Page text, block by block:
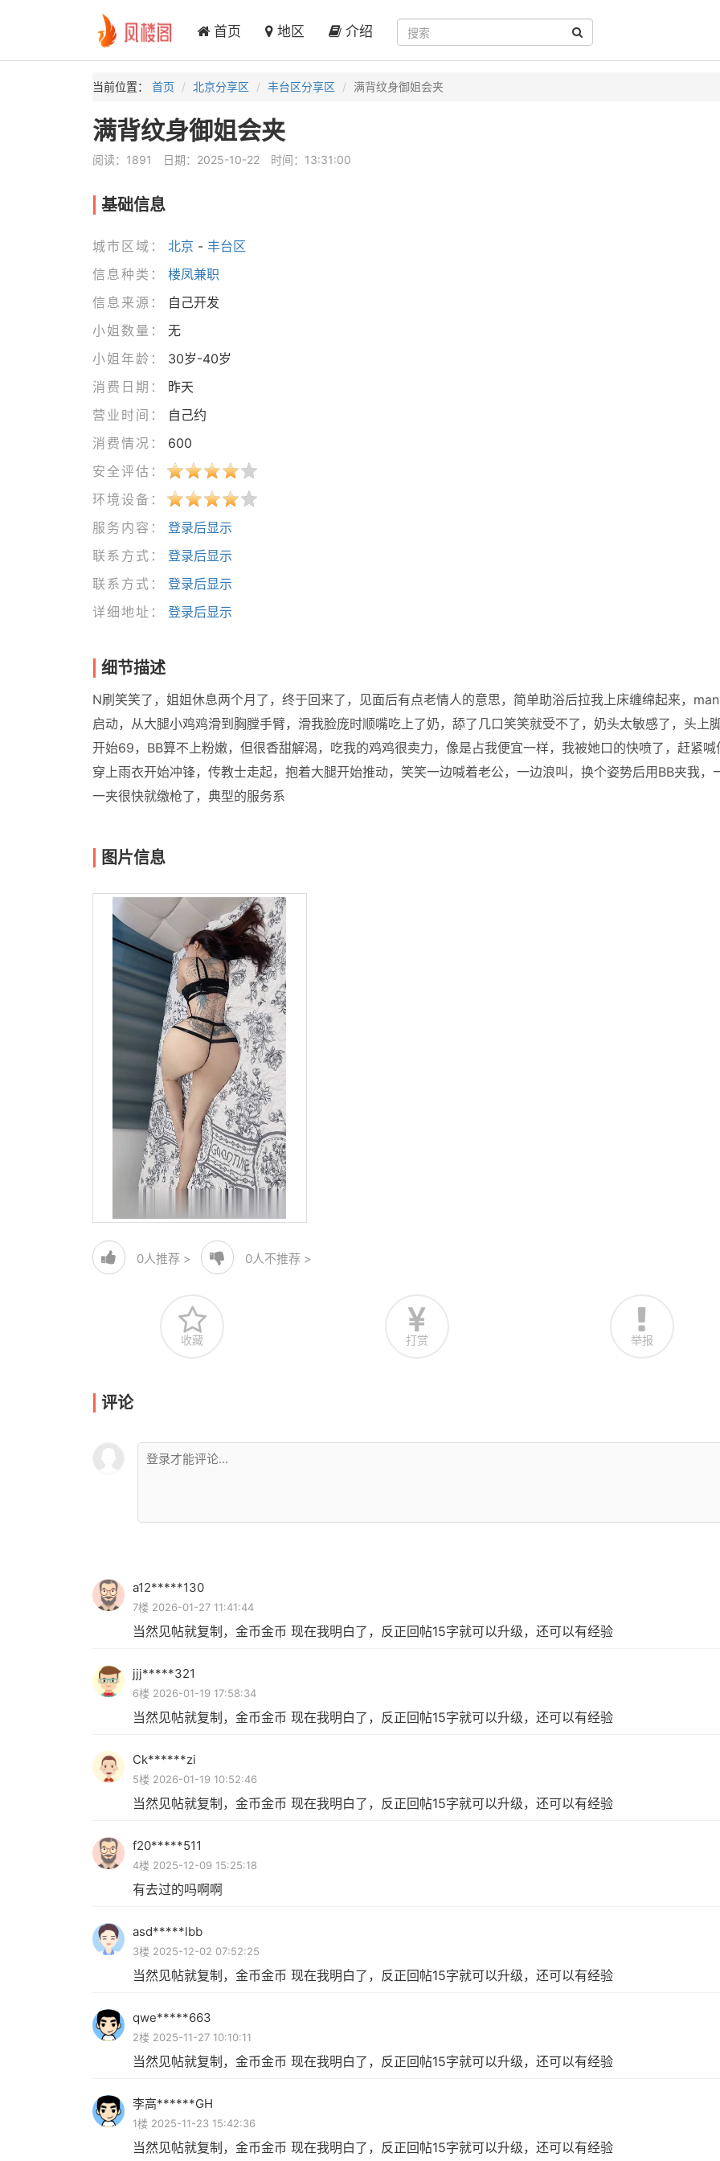
首页 地区 介绍
当前位置： 首页 北京分享区 丰台区分享区 满背纹身御姐会夹
满背纹身御姐会夹
阅读：1891 日期：2025-10-22 时间：13:31:00
基础信息
城市区域： 北京 - 丰台区
信息种类：
楼凤兼职
信息来源：
自己开发
小姐数量：
无
小姐年龄：
30岁-40岁
消费日期：
昨天
营业时间：
自己约
消费情况：
600
安全评估：
环境设备：
服务内容：
登录后显示
联系方式：
登录后显示
联系方式：
登录后显示
详细地址：
登录后显示
细节描述
N刷笑笑了，姐姐休息两个月了，终于回来了，见面后有点老情人的意思，简单助浴后拉我上床缠绵起来，
启动，从大腿小鸡鸡滑到胸膛手臂，滑我脸庞时顺嘴吃上了奶，舔了几口笑笑就受不了，奶头太敏感了，头上
开始69，BB算不上粉嫩，但很香甜解渴，吃我的鸡鸡很卖力，像是占我便宜一样，我被她口的快喷了，赶紧喊
穿上雨衣开始冲锋，传教士走起，抱着大腿开始推动，笑笑一边喊着老公，一边浪叫，换个姿势后用BB夹我，
一夹很快就缴枪了，典型的服务系
图片信息
0人推荐 > 0人不推荐 >
收藏 打赏 举报
评论
a12*****130
7楼 2026-01-27 11:41:44
当然见帖就复制，金币金币 现在我明白了，反正回帖15字就可以升级，还可以有经验
jjj*****321
6楼 2026-01-19 17:58:34
当然见帖就复制，金币金币 现在我明白了，反正回帖15字就可以升级，还可以有经验
Ck******zi
5楼 2026-01-19 10:52:46
当然见帖就复制，金币金币 现在我明白了，反正回帖15字就可以升级，还可以有经验
f20*****511
4楼 2025-12-09 15:25:18
有去过的吗啊啊
asd*****lbb
3楼 2025-12-02 07:52:25
当然见帖就复制，金币金币 现在我明白了，反正回帖15字就可以升级，还可以有经验
qwe*****663
2楼 2025-11-27 10:10:11
当然见帖就复制，金币金币 现在我明白了，反正回帖15字就可以升级，还可以有经验
李高******GH
1楼 2025-11-23 15:42:36
当然见帖就复制，金币金币 现在我明白了，反正回帖15字就可以升级，还可以有经验